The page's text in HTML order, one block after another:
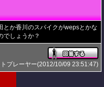
とか香川のスパイクがwepsとかな
でしょうか？
プレーヤー(2012/10/09 23:51:47)